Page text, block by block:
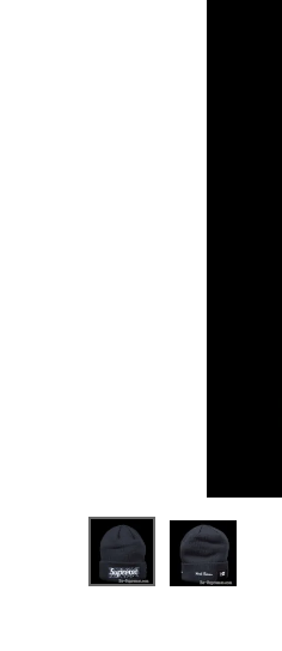
キャップ・ハット
ニット帽・ビーニー